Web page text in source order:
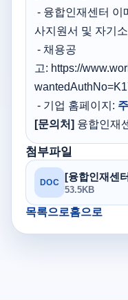
- 융합인재센터 이
사지원서 및 자기
- 채용공
고: https://
- 기업 홈페이지:
[문의처] 융합인재
첨부파일
DOC [융합인재센
53.5KB
목록으로홈으로